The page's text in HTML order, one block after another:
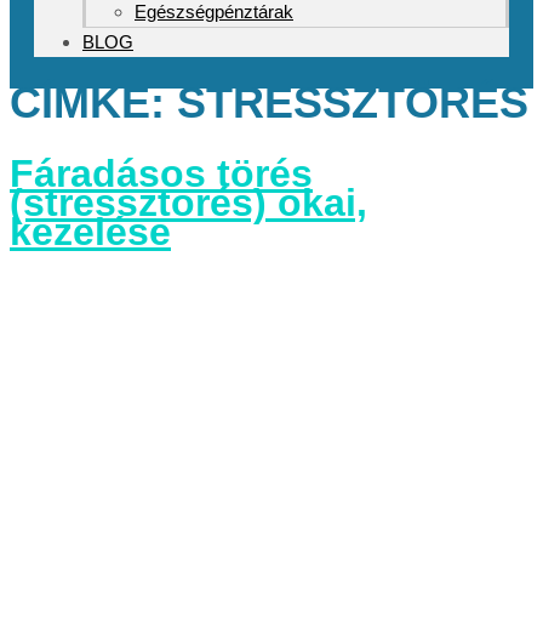
Egészségpénztárak
BLOG
CÍMKE:STRESSZTÖRÉS
Fáradásos törés
(stressztörés) okai,
kezelése